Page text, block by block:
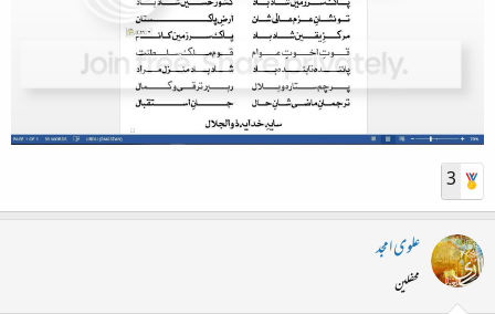
3
علوی امجد
محفلین